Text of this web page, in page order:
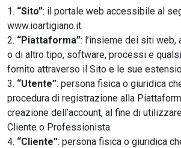
“Sito”: il portale web accessibile al
www.ioartigiano.it.
“Piattaforma”: l’insieme dei siti
o di altro tipo, software, processi e
fornito attraverso il Sito e le sue
“Utente”: persona fisica o giuridica
procedura di registrazione alla
creazione dell’account, al fine di
Cliente o Professionista.
“Cliente”: persona fisica o giuridica